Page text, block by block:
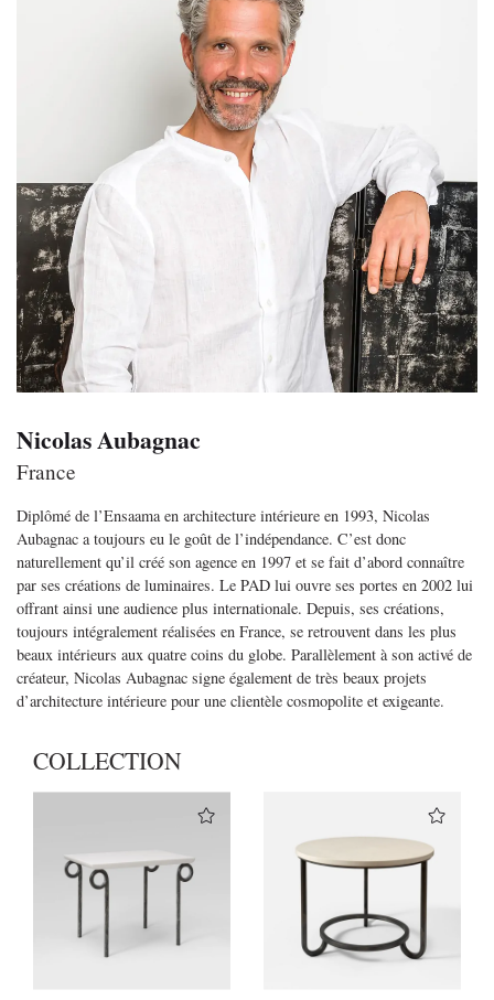
Nicolas Aubagnac
France
Diplômé de l’Ensaama en architecture intérieure en 1993, Nicolas
Aubagnac a toujours eu le goût de l’indépendance. C’est donc
naturellement qu’il créé son agence en 1997 et se fait d’abord connaître
par ses créations de luminaires. Le PAD lui ouvre ses portes en 2002 lui
offrant ainsi une audience plus internationale. Depuis, ses créations,
toujours intégralement réalisées en France, se retrouvent dans les plus
beaux intérieurs aux quatre coins du globe. Parallèlement à son activé de
créateur, Nicolas Aubagnac signe également de très beaux projets
d’architecture intérieure pour une clientèle cosmopolite et exigeante.
COLLECTION